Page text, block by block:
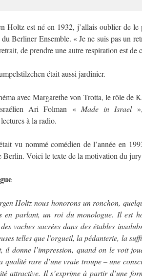
Holtz est né en 1932, j’allais oublier de le
Berliner Ensemble. « Je ne suis pas un
de prendre une autre respiration est de
était aussi jardinier.
avec Margarethe von Trotta, le rôle de
Ari Folman « Made in Israel»,
à la radio.
vu nommé comédien de l’année en
Berlin. Voici le texte de la motivation du
Holtz nous honorons un ronchon,
en parlant, un roi du monologue. Il est
vaches sacrées dans des étables
telles que l’orgueil, la pédanterie, la
il donne l’impression, quand on le voit
qualité rare d’une vraie troupe – une
attractive. Il s’exprime à partir d’une